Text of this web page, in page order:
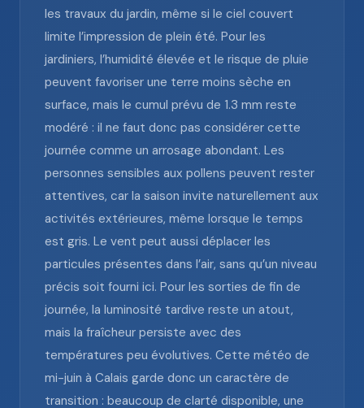
les travaux du jardin, même si le ciel couvert
limite l’impression de plein été. Pour les
jardiniers, l’humidité élevée et le risque de pluie
peuvent favoriser une terre moins sèche en
surface, mais le cumul prévu de 1.3 mm reste
modéré : il ne faut donc pas considérer cette
journée comme un arrosage abondant. Les
personnes sensibles aux pollens peuvent rester
attentives, car la saison invite naturellement aux
activités extérieures, même lorsque le temps
est gris. Le vent peut aussi déplacer les
particules présentes dans l’air, sans qu’un niveau
précis soit fourni ici. Pour les sorties de fin de
journée, la luminosité tardive reste un atout,
mais la fraîcheur persiste avec des
températures peu évolutives. Cette météo de
mi-juin à Calais garde donc un caractère de
transition : beaucoup de clarté disponible, une